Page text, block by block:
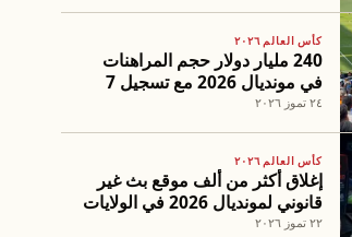
كأس العالم ٢٠٢٦
240 مليار دولار حجم المراهنات
في مونديال 2026 مع تسجيل 7
إنذارات تحذيرية
٢٤ تموز ٢٠٢٦
كأس العالم ٢٠٢٦
إغلاق أكثر من ألف موقع بث غير
قانوني لمونديال 2026 في الولايات
المتحدة
٢٢ تموز ٢٠٢٦